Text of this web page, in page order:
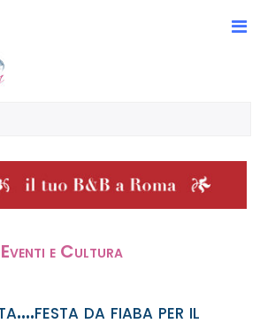
Eventi e Cultura
da fiaba per il